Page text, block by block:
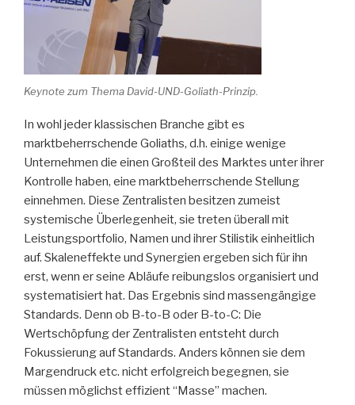
Keynote zum Thema David-UND-Goliath-Prinzip.
In wohl jeder klassischen Branche gibt es
marktbeherrschende Goliaths, d.h. einige wenige
Unternehmen die einen Großteil des Marktes unter ihrer
Kontrolle haben, eine marktbeherrschende Stellung
einnehmen. Diese Zentralisten besitzen zumeist
systemische Überlegenheit, sie treten überall mit
Leistungsportfolio, Namen und ihrer Stilistik einheitlich
auf. Skaleneffekte und Synergien ergeben sich für ihn
erst, wenn er seine Abläufe reibungslos organisiert und
systematisiert hat. Das Ergebnis sind massengängige
Standards. Denn ob B-to-B oder B-to-C: Die
Wertschöpfung der Zentralisten entsteht durch
Fokussierung auf Standards. Anders können sie dem
Margendruck etc. nicht erfolgreich begegnen, sie
müssen möglichst effizient “Masse” machen.